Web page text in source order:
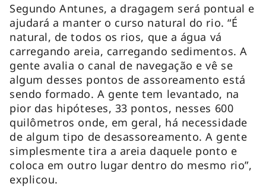
Segundo Antunes, a dragagem será pontual e
ajudará a manter o curso natural do rio. “É
natural, de todos os rios, que a água vá
carregando areia, carregando sedimentos. A
gente avalia o canal de navegação e vê se
algum desses pontos de assoreamento está
sendo formado. A gente tem levantado, na
pior das hipóteses, 33 pontos, nesses 600
quilômetros onde, em geral, há necessidade
de algum tipo de desassoreamento. A gente
simplesmente tira a areia daquele ponto e
coloca em outro lugar dentro do mesmo rio”,
explicou.